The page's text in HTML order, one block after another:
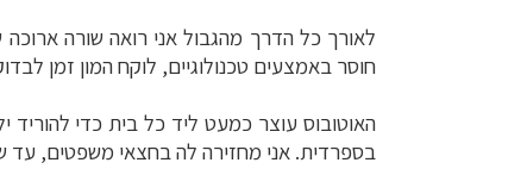
לאורך כל הדרך מהגבול אני רואה שורה
חוסר באמצעים טכנולוגיים, לוקח המון זמן
בספרדית. אני מחזירה לה בחצאי משפטים, עד